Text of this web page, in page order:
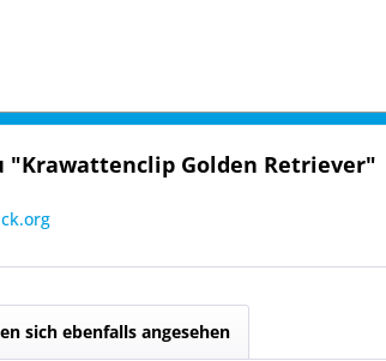
"Krawattenclip Golden Retriever"
sich ebenfalls angesehen